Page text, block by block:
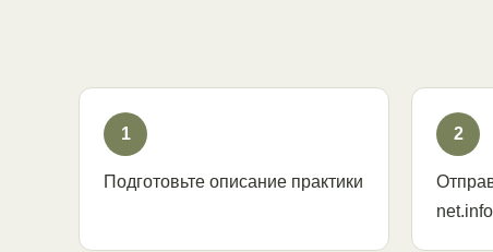
1
Подготовьте описание практики
2
net.info